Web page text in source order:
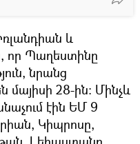
և
որ Պաղեստինը
նրանց
մայիսի 28-ին: Մինչև
էին ԵՄ 9
Կիպրոսը,